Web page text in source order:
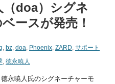
（doa）シグネ
ースが発売！
, bz, doa, Phoenix, ZARD, サポート
, 徳永暁人
永暁人氏のシグネーチャーモ